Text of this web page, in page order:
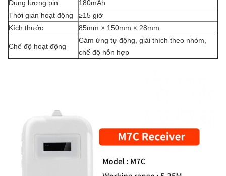
Dung lượng pin
180mAh
Thời gian hoạt động
≥15 giờ
Kích thước
85mm × 150mm × 28mm
Chế độ hoạt động
Cảm ứng tự động, giải thích theo nhóm,
chế độ hỗn hợp